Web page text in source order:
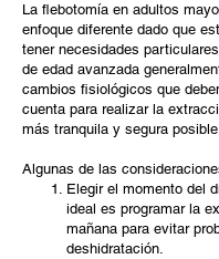
La flebotomía en adultos
enfoque diferente dado que
tener necesidades
de edad avanzada
cambios fisiológicos que
cuenta para realizar la
más tranquila y segura
Algunas de las
Elegir el momento del
ideal es programar la
mañana para evitar
deshidratación.